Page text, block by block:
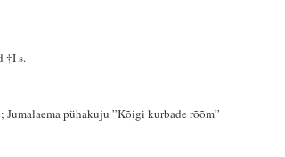
†I s.
Jumalaema pühakuju ”Kõigi kurbade rõõm”